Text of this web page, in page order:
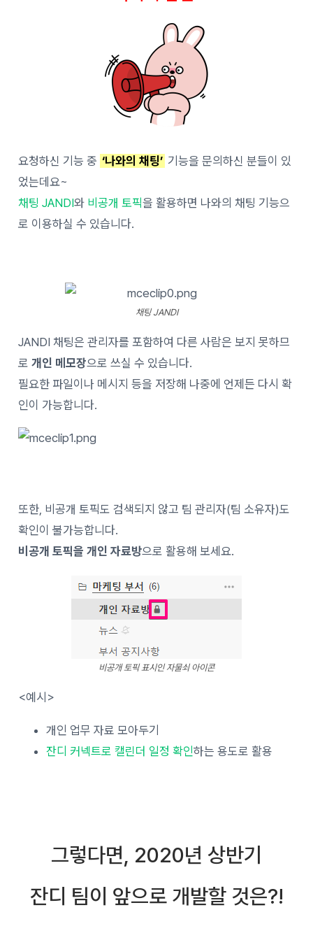
요청하신 기능 중 ‘나와의 채팅’ 기능을 문의하신 분들이 있
었는데요~
채팅 JANDI와 비공개 토픽을 활용하면 나와의 채팅 기능으
로 이용하실 수 있습니다.
채팅 JANDI
JANDI 채팅은 관리자를 포함하여 다른 사람은 보지 못하므
로개인 메모장으로 쓰실 수 있습니다.
필요한 파일이나 메시지 등을 저장해 나중에 언제든 다시 확
인이 가능합니다.
또한, 비공개 토픽도 검색되지 않고 팀 관리자(팀 소유자)도
확인이 불가능합니다.
비공개 토픽을개인 자료방으로 활용해 보세요.
비공개 토픽 표시인 자물쇠 아이콘
<예시>
개인 업무 자료 모아두기
잔디 커넥트로 캘린더 일정 확인하는 용도로 활용
그렇다면, 2020년 상반기
잔디 팀이 앞으로 개발할 것은?!